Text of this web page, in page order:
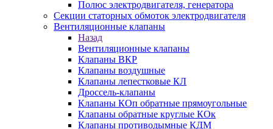
Полюс электродвигателя, генератора
Секции статорных обмоток электродвигателя
Вентиляционные клапаны
Назад
Вентиляционные клапаны
Клапаны ВКР
Клапаны воздушные
Клапаны лепестковые КЛ
Дроссель-клапаны
Клапаны КОп обратные прямоугольные
Клапаны обратные круглые КОк
Клапаны противодымные КДМ